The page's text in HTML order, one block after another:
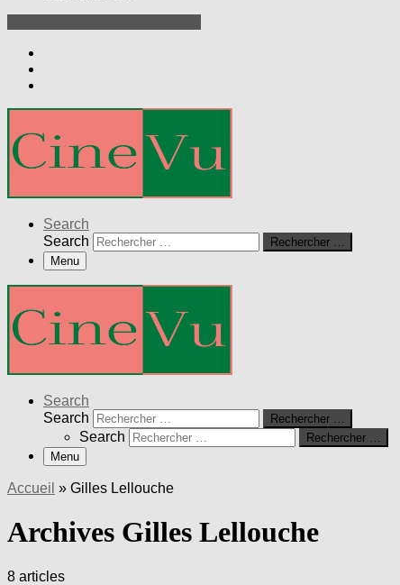
Search
Search
Rechercher …
Menu
Search
Search
Rechercher …
Search
Rechercher …
Menu
Accueil » Gilles Lellouche
Archives Gilles Lellouche
8 articles